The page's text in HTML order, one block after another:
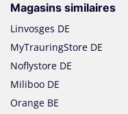
Magasins similaires
Linvosges DE
MyTrauringStore DE
Noflystore DE
Miliboo DE
Orange BE